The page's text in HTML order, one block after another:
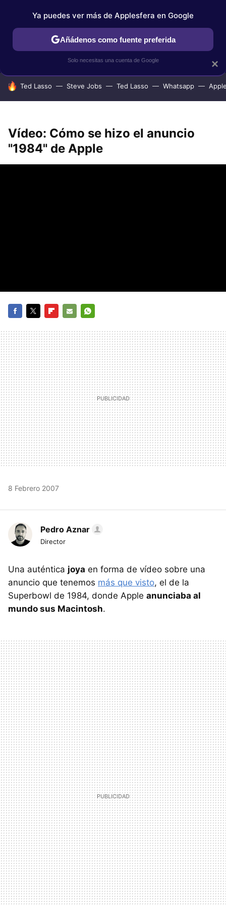
IPHONE TUTORIALES APPLESFERA SELECCIÓN
HOY SE HABLA DE
Ted Lasso Steve Jobs Ted Lasso Whatsapp
Vídeo: Cómo se hizo el anuncio
"1984" de Apple
MAIL
8 Febrero 2007
Pedro Aznar
Director
Una auténtica joya en forma de vídeo sobre una
anuncio que tenemos más que visto, el de la
Superbowl de 1984, donde Apple anunciaba al
mundo sus Macintosh.
×
Ya puedes ver más de Applesfera en Google
Añádenos como fuente preferida
Solo necesitas una cuenta de Google